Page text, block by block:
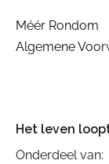
Méér Rondom
Algemene
Het leven
Onderdeel van: